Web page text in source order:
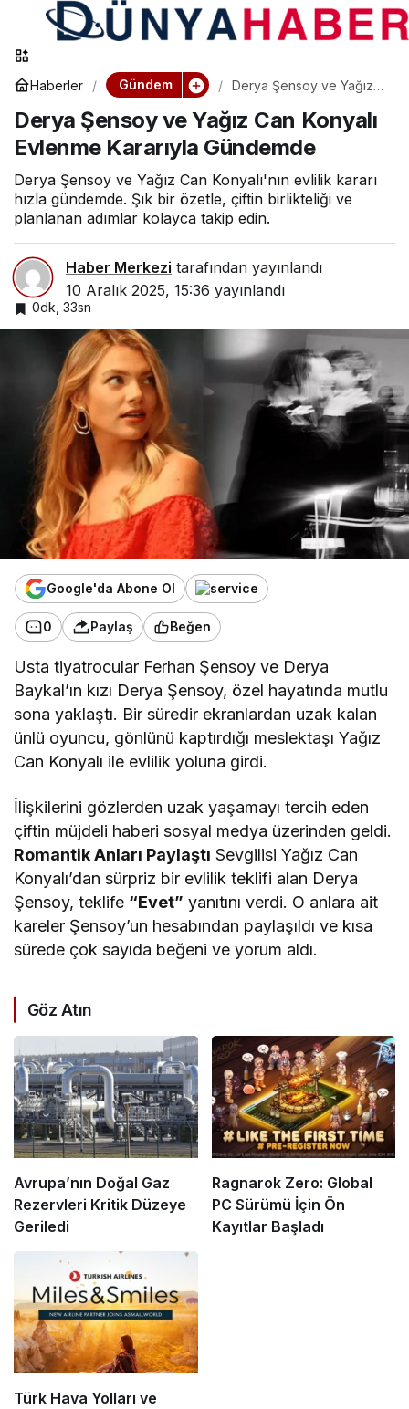
Haberler Gündem
Derya Şensoy ve Yağız
Kararıyla Gündemde
Derya Şensoy ve Yağız Can Konyalı
Evlenme Kararıyla Gündemde
Derya Şensoy ve Yağız Can Konyalı'nın evlilik kararı
hızla gündemde. Şık bir özetle, çiftin birlikteliği ve
planlanan adımlar kolayca takip edin.
Haber Merkezi tarafından yayınlandı
10 Aralık 2025, 15:36 yayınlandı
0dk, 33sn
Google'da Abone Ol
0 Paylaş Beğen
Usta tiyatrocular Ferhan Şensoy ve Derya
Baykal’ın kızı Derya Şensoy, özel hayatında mutlu
sona yaklaştı. Bir süredir ekranlardan uzak kalan
ünlü oyuncu, gönlünü kaptırdığı meslektaşı Yağız
Can Konyalı ile evlilik yoluna girdi.
İlişkilerini gözlerden uzak yaşamayı tercih eden
çiftin müjdeli haberi sosyal medya üzerinden geldi.
Romantik Anları Paylaştı Sevgilisi Yağız Can
Konyalı’dan sürpriz bir evlilik teklifi alan Derya
Şensoy, teklife “Evet” yanıtını verdi. O anlara ait
kareler Şensoy’un hesabından paylaşıldı ve kısa
sürede çok sayıda beğeni ve yorum aldı.
Göz Atın
Avrupa’nın Doğal Gaz
Rezervleri Kritik Düzeye
Geriledi
Ragnarok Zero: Global
PC Sürümü İçin Ön
Kayıtlar Başladı
Türk Hava Yolları ve